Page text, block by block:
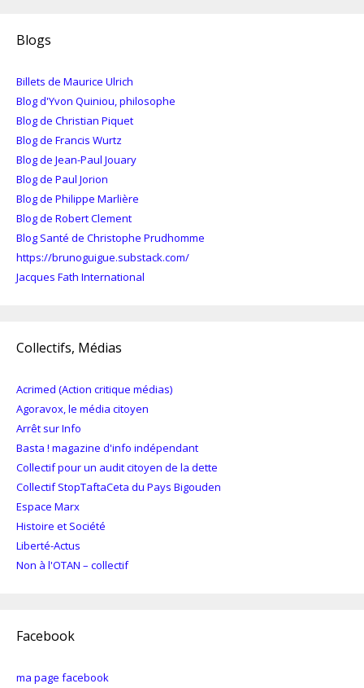
Blogs
Billets de Maurice Ulrich
Blog d'Yvon Quiniou, philosophe
Blog de Christian Piquet
Blog de Francis Wurtz
Blog de Jean-Paul Jouary
Blog de Paul Jorion
Blog de Philippe Marlière
Blog de Robert Clement
Blog Santé de Christophe Prudhomme
https://brunoguigue.substack.com/
Jacques Fath International
Collectifs, Médias
Acrimed (Action critique médias)
Agoravox, le média citoyen
Arrêt sur Info
Basta ! magazine d'info indépendant
Collectif pour un audit citoyen de la dette
Collectif StopTaftaCeta du Pays Bigouden
Espace Marx
Histoire et Société
Liberté-Actus
Non à l'OTAN – collectif
Facebook
ma page facebook